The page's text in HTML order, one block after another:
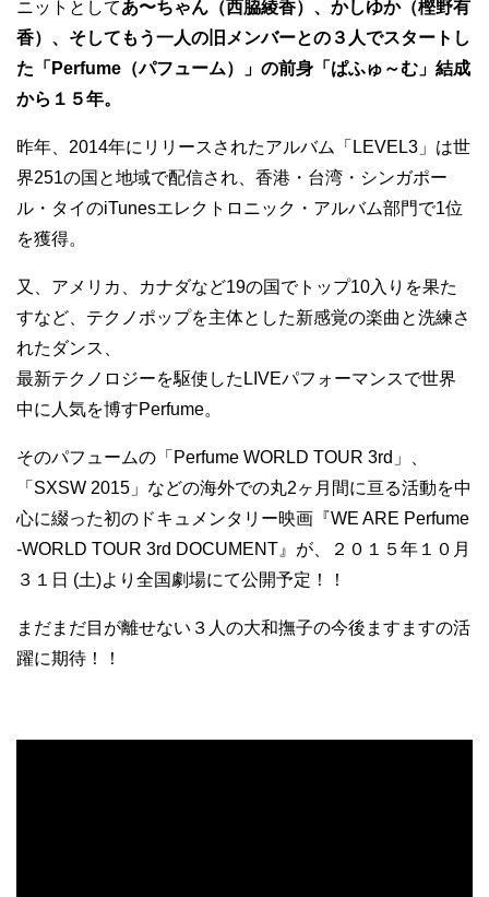
ニットとしてあ〜ちゃん（西脇綾香）、かしゆか（樫野有
香）、そしてもう一人の旧メンバーとの３人でスタートし
た「Perfume（パフューム）」の前身「ぱふゅ～む」結成
から１５年。
昨年、2014年にリリースされたアルバム「LEVEL3」は世
界251の国と地域で配信され、香港・台湾・シンガポー
ル・タイのiTunesエレクトロニック・アルバム部門で1位
を獲得。
又、アメリカ、カナダなど19の国でトップ10入りを果た
すなど、テクノポップを主体とした新感覚の楽曲と洗練さ
れたダンス、
最新テクノロジーを駆使したLIVEパフォーマンスで世界
中に人気を博すPerfume。
そのパフュームの「Perfume WORLD TOUR 3rd」、
「SXSW 2015」などの海外での丸2ヶ月間に亘る活動を中
心に綴った初のドキュメンタリー映画『WE ARE Perfume
-WORLD TOUR 3rd DOCUMENT』が、２０１５年１０月
３１日 (土)より全国劇場にて公開予定！！
まだまだ目が離せない３人の大和撫子の今後ますますの活
躍に期待！！